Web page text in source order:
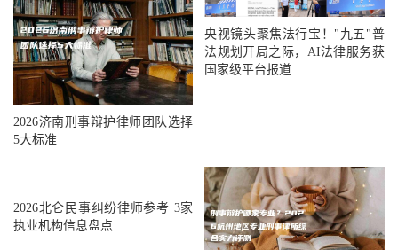
2026济南刑事辩护律师团队选择
5大标准
央视镜头聚焦法行宝！"九五"普
法规划开局之际，AI法律服务获
国家级平台报道
2026北仑民事纠纷律师参考 3家
执业机构信息盘点